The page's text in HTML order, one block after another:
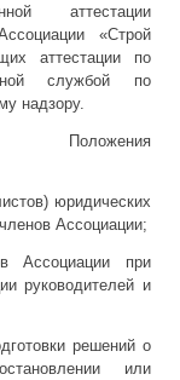
аттестации
«Строй
аттестации по
службой по
надзору.
юридических
Ассоциации;
Ассоциации при
руководителей и
решений о
или